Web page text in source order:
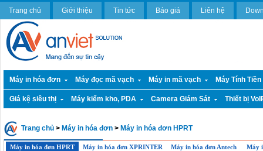
Trang chủ Giới thiệu Tin tức Báo giá Liên hệ
Máy in hóa đơn Máy đọc mã vạch Máy in mã vạch Máy Tính
Giá kệ siêu thị Máy kiểm kho, PDA Camera Giám Sát Thiết bị
Trang chủ > Máy in hóa đơn > Máy in hóa đơn HPRT
Máy in hóa đơn HPRT Máy in hóa đơn XPRINTER Máy in hóa đơn Antech
Máy